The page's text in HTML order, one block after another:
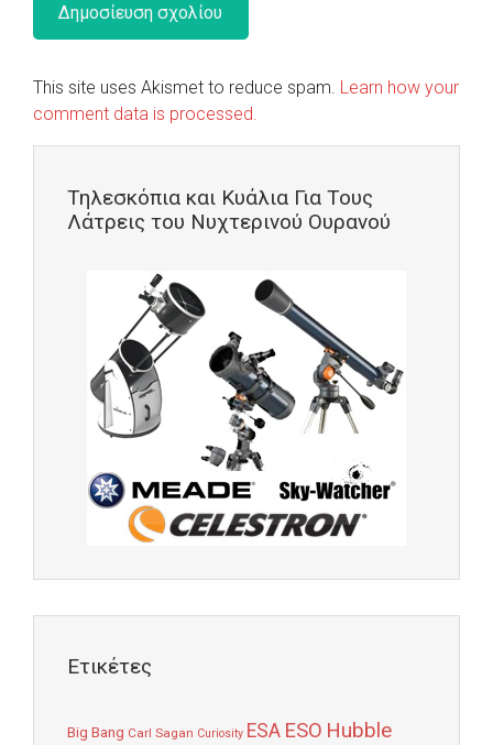
This site uses Akismet to reduce spam. Learn how your
comment data is processed.
Τηλεσκόπια και Κυάλια Για Τους
Λάτρεις του Νυχτερινού Ουρανού
Ετικέτες
Big Bang Carl Sagan Curiosity ESA ESO Hubble